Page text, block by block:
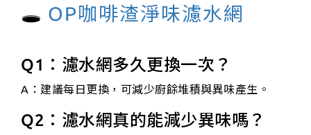
🕳️ OP咖啡渣淨味濾水網
Q1：濾水網多久更換一次？
A：建議每日更換，可減少廚餘堆積與異味產生。
Q2：濾水網真的能減少異味嗎？